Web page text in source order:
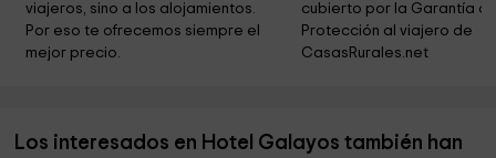
Pozo De Las Paredes
Nacimiento del rio Tormes 7,3 km
Ermita del Cristo 8,4 km
viajeros, sino a los alojamientos.
Por eso te ofrecemos siempre el
mejor precio.
cubierto por la Garantía
Protección al viajero de
CasasRurales.net
Los interesados en Hotel Galayos también han